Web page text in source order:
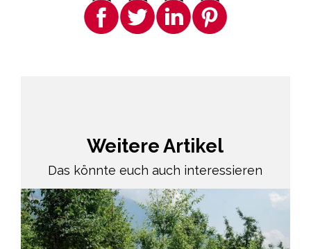
Weitere Artikel
Das könnte euch auch interessieren